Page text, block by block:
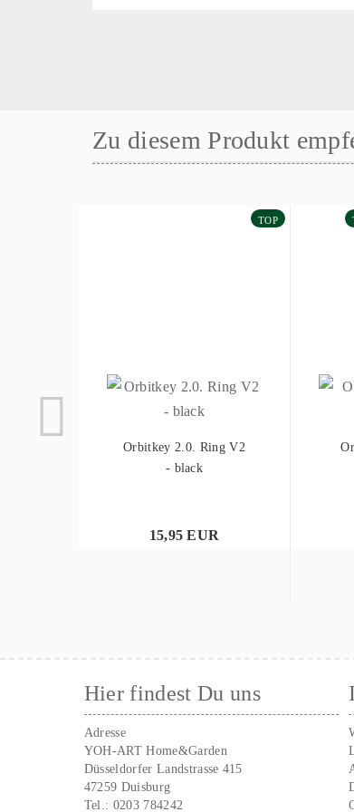
Zu diesem Produkt
TOP
Orbitkey 2.0. Ring V2
- black
15,95 EUR
Hier findest Du uns
Adresse
YOH-ART Home&Garden
Düsseldorfer Landstrasse 415
47259 Duisburg
Tel.: 0203 784242